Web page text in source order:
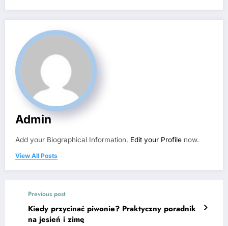
Admin
Add your Biographical Information. Edit your Profile now.
View All Posts
Previous post
Kiedy przycinać piwonie? Praktyczny poradnik
na jesień i zimę